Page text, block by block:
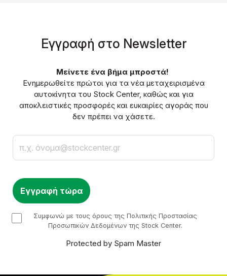
Eγγραφή στο Νewsletter
Μείνετε ένα βήμα μπροστά!
Ενημερωθείτε πρώτοι για τα νέα μεταχειρισμένα
αυτοκίνητα του Stock Center, καθώς και για
αποκλειστικές προσφορές και ευκαιρίες αγοράς που
δεν πρέπει να χάσετε.
checkbox
Συμφωνώ με τους όρους της Πολιτικής Προστασίας
Προσωπικών Δεδομένων της Stock Center.
Protected by Spam Master